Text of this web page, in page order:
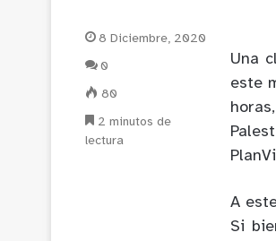
Una
este
A
Si
8 Diciembre, 2020
0
80
2 minutos de
lectura